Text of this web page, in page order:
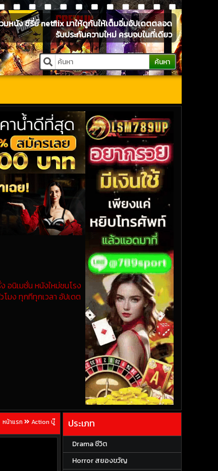
มหนัง ซีรี่ย์ netflix มาให้ดูกันให้เต็มอิ่มอัปเดตตลอด
รับประกันความใหม่ ครบจบในที่เดียว
ค้นหา
อนิเมชั่น หนังใหม่ชนโรง
โมง ทุกทีทุกเวลา อัปเดต
หน้าแรก Action บู๊ ประเภท
Drama ชีวิต
Horror สยองขวัญ